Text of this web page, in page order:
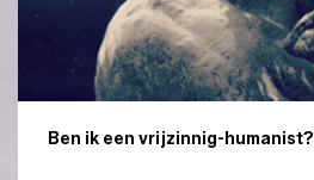
Ben ik een vrijzinnig-humanist?